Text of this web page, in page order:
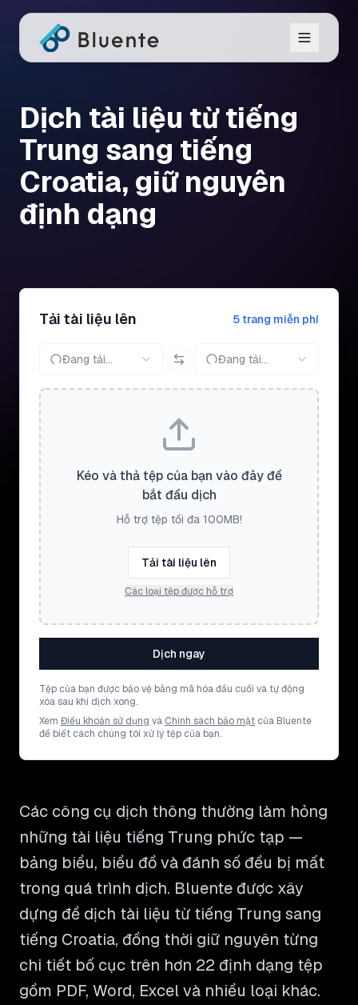
Dịch tài liệu từ tiếng
Trung sang tiếng
Croatia, giữ nguyên
định dạng
Tải tài liệu lên 5 trang miễn phí
Đang tải... Đang tải...
Kéo và thả tệp của bạn vào đây để
bắt đầu dịch
Hỗ trợ tệp tối đa 100MB!
Tải tài liệu lên
Các loại tệp được hỗ trợ
Dịch ngay
Tệp của bạn được bảo vệ bằng mã hóa đầu cuối và tự động
xóa sau khi dịch xong.
Xem Điều khoản sử dụng và Chính sách bảo mật của Bluente
để biết cách chúng tôi xử lý tệp của bạn.
Các công cụ dịch thông thường làm hỏng
những tài liệu tiếng Trung phức tạp —
bảng biểu, biểu đồ và đánh số đều bị mất
trong quá trình dịch. Bluente được xây
dựng để dịch tài liệu từ tiếng Trung sang
tiếng Croatia, đồng thời giữ nguyên từng
chi tiết bố cục trên hơn 22 định dạng tệp
gồm PDF, Word, Excel và nhiều loại khác.